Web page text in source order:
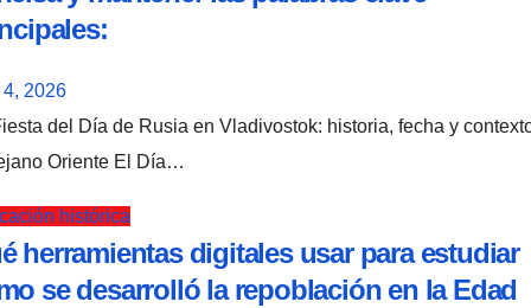
2026
Oriente El Día…
histórica
herramientas digitales usar para estudiar
se desarrolló la repoblación en la Edad